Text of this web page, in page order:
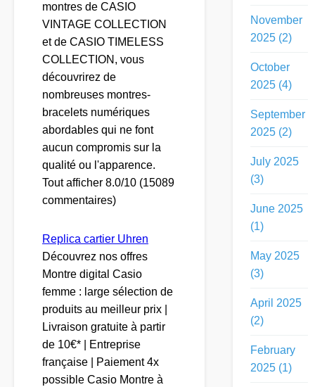
montres de CASIO
VINTAGE COLLECTION
et de CASIO TIMELESS
COLLECTION, vous
découvrirez de
nombreuses montres-
bracelets numériques
abordables qui ne font
aucun compromis sur la
qualité ou l'apparence.
Tout afficher 8.0/10 (15089
commentaires)
Replica cartier Uhren
Découvrez nos offres
Montre digital Casio
femme : large sélection de
produits au meilleur prix |
Livraison gratuite à partir
de 10€* | Entreprise
française | Paiement 4x
possible Casio Montre à
November
2025 (2)
October
2025 (4)
September
2025 (2)
July 2025
(3)
June 2025
(1)
May 2025
(3)
April 2025
(2)
February
2025 (1)